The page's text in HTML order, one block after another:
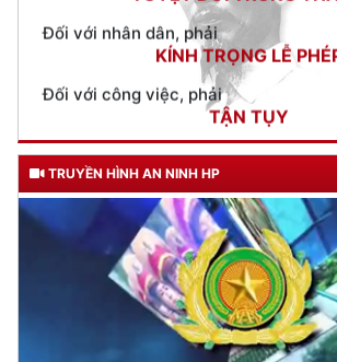
Đối với công việc, phải
TẬN TỤY
Đối với địch, phải
CƯƠNG QUYẾT, KHÔN
Trích thư Chủ tịch Hồ Chí
gửi Công an Khu XII,
ngày 11 tháng 3 năm
TRUYỀN HÌNH AN NINH HP